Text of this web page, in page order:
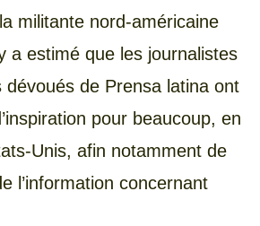
militante nord-américaine
a estimé que les journalistes
dévoués de Prensa latina ont
pour beaucoup, en
Unis, afin notamment de
l’information concernant